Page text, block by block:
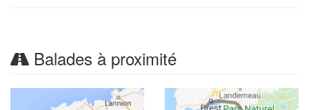
Balades à proximité